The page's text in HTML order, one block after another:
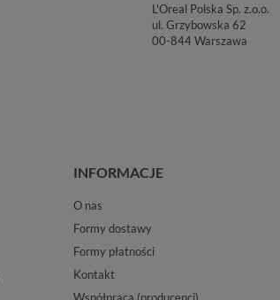
L'Oreal Polska Sp. z.o.o.
ul. Grzybowska 62
00-844 Warszawa
INFORMACJE
O nas
Formy dostawy
Formy płatności
Kontakt
Współpraca (producenci)